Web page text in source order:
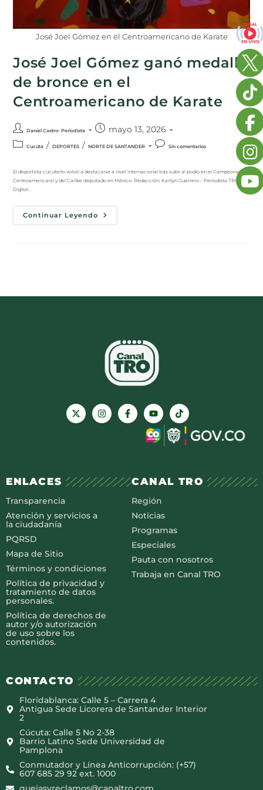
José Joel Gómez en el Centroamericano de Karate
José Joel Gómez ganó medalla
de bronce en el
Centroamericano de Karate
Daniel Castro- Periodista mayo 13, 2026
Cucúta / DEPORTES / NORTE DE SANTANDER Sin comentarios
El deportista cucuteño volvió a destacarse a nivel internacional tras subir al podio en el Campeonato
Centroamericano y del Caribe disputado en México. Redacción: Karilyn Guerrero – Periodista TRO
Digital…
Continuar Leyendo
ENLACES
Transparencia
Atención y servicios a
la ciudadanía
PQRSD
Mapa de Sitio
Términos y condiciones
Política de privacidad y
tratamiento de datos
personales.
Política de derechos de
autor y/o autorización
de uso sobre los
contenidos.
CANAL TRO
Región
Noticias
Programas
Especiales
Pauta con nosotros
Trabaja en Canal TRO
CONTACTO
Floridablanca: Calle 5 – Carrera 4
Antigua Sede Licorera de Santander Interior
2
Cúcuta: Calle 5 No 2-38
Barrio Latino Sede Universidad de
Pamplona
Conmutador y Línea Anticorrupción: (+57)
607 685 29 92 ext. 1000